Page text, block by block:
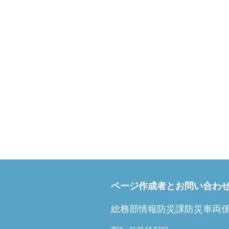
ページ作成者とお問い合わ
総務部情報防災課防災車両